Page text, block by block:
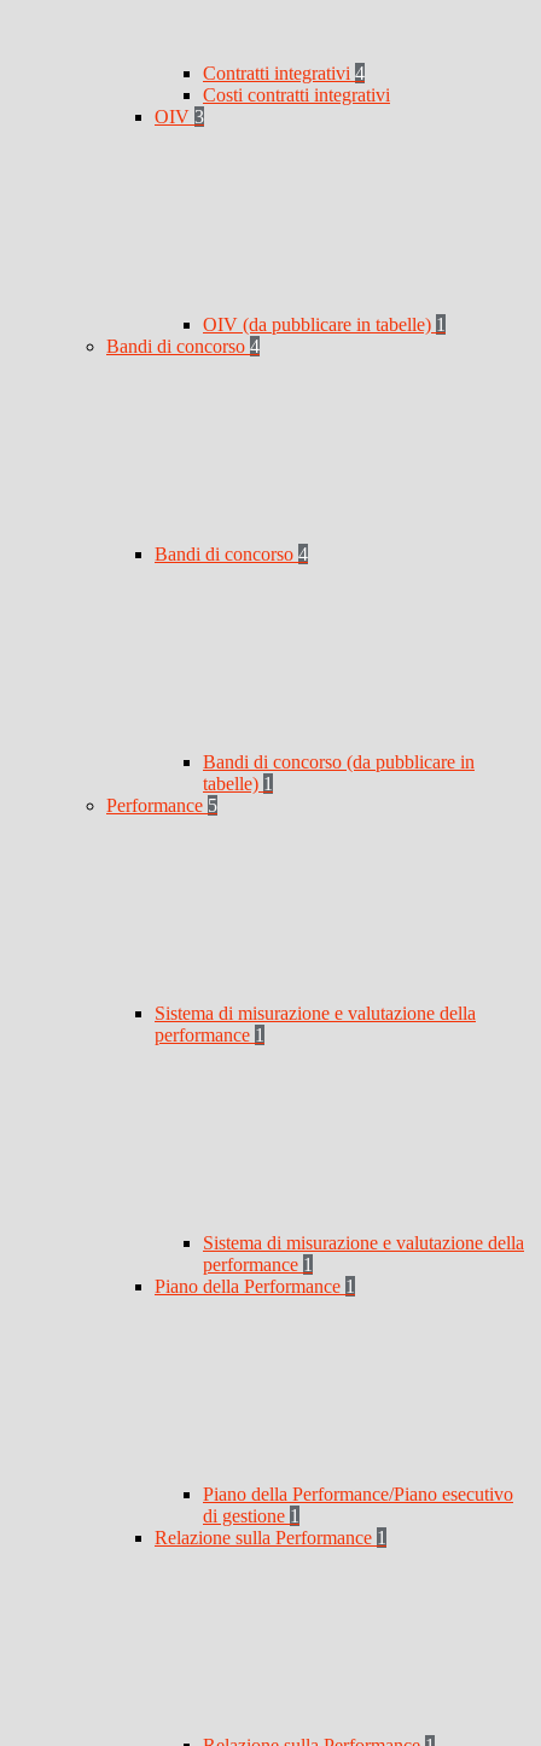
Contratti integrativi 4
Costi contratti integrativi
OIV 3
OIV (da pubblicare in tabelle) 1
Bandi di concorso 4
Bandi di concorso 4
Bandi di concorso (da pubblicare in
tabelle) 1
Performance 5
Sistema di misurazione e valutazione della
performance 1
Sistema di misurazione e valutazione della
performance 1
Piano della Performance 1
Piano della Performance/Piano esecutivo
di gestione 1
Relazione sulla Performance 1